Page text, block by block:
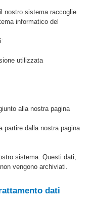
nostro sistema raccoglie
informatico del
utilizzata
alla nostra pagina
partire dalla nostra pagina
sistema. Questi dati,
vengono archiviati.
dati